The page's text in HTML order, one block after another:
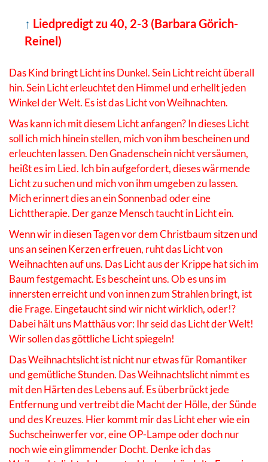
↑ Liedpredigt zu 40, 2-3 (Barbara Görich-
Reinel)
Das Kind bringt Licht ins Dunkel. Sein Licht reicht überall
hin. Sein Licht erleuchtet den Himmel und erhellt jeden
Winkel der Welt. Es ist das Licht von Weihnachten.
Was kann ich mit diesem Licht anfangen? In dieses Licht
soll ich mich hinein stellen, mich von ihm bescheinen und
erleuchten lassen. Den Gnadenschein nicht versäumen,
heißt es im Lied. Ich bin aufgefordert, dieses wärmende
Licht zu suchen und mich von ihm umgeben zu lassen.
Mich erinnert dies an ein Sonnenbad oder eine
Lichttherapie. Der ganze Mensch taucht in Licht ein.
Wenn wir in diesen Tagen vor dem Christbaum sitzen und
uns an seinen Kerzen erfreuen, ruht das Licht von
Weihnachten auf uns. Das Licht aus der Krippe hat sich im
Baum festgemacht. Es bescheint uns. Ob es uns im
innersten erreicht und von innen zum Strahlen bringt, ist
die Frage. Eingetaucht sind wir nicht wirklich, oder!?
Dabei hält uns Matthäus vor: Ihr seid das Licht der Welt!
Wir sollen das göttliche Licht spiegeln!
Das Weihnachtslicht ist nicht nur etwas für Romantiker
und gemütliche Stunden. Das Weihnachtslicht nimmt es
mit den Härten des Lebens auf. Es überbrückt jede
Entfernung und vertreibt die Macht der Hölle, der Sünde
und des Kreuzes. Hier kommt mir das Licht eher wie ein
Suchscheinwerfer vor, eine OP-Lampe oder doch nur
noch wie ein glimmender Docht. Denke ich das